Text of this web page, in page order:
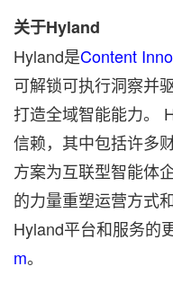
关于Hyland
Hyland是Content
可解锁可执行洞察并
打造全域智能能力。
信赖，其中包括许多
方案为互联型智能体
的力量重塑运营方式
Hyland平台和服务的
m。